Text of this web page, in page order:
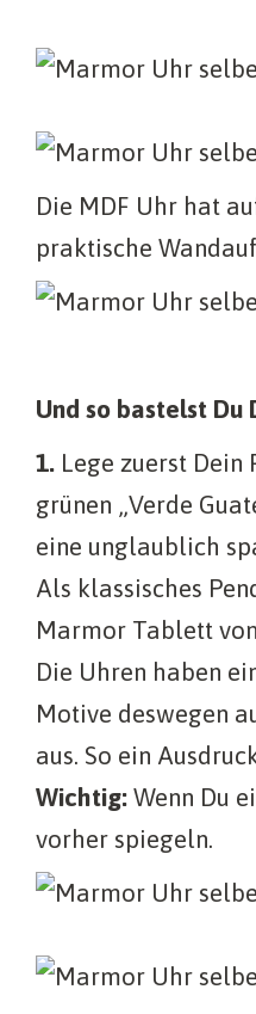
Die MDF Uhr hat
praktische
Und so bastelst Du
1. Lege zuerst
grünen „Verde
eine unglaublich
Als klassisches
Marmor Tablett
Die Uhren haben
Motive deswegen
aus. So ein
Wichtig: Wenn Du
vorher spiegeln.